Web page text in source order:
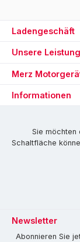
Ladengeschäft
Unsere
Merz
Informationen
Sie möchten
Schaltfläche
Newsletter
Abonnieren Sie